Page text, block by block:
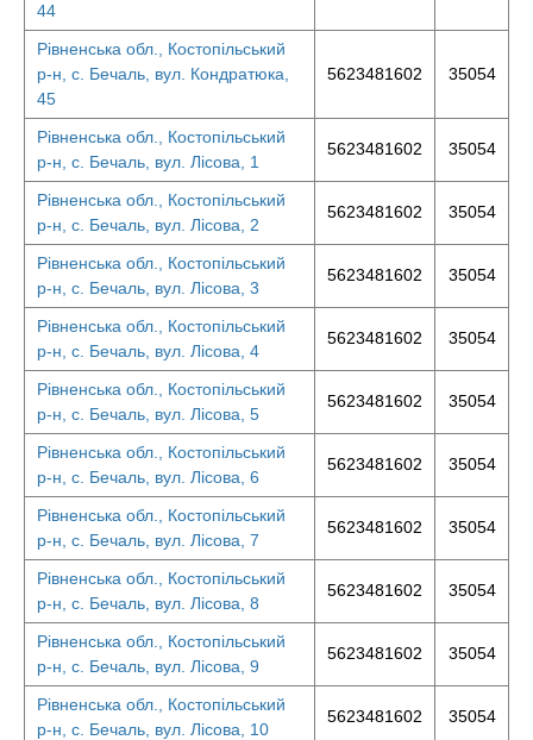
44
Рівненська обл., Костопільський
р-н, с. Бечаль, вул. Кондратюка,
45
5623481602 35054
Рівненська обл., Костопільський
р-н, с. Бечаль, вул. Лісова, 1
5623481602 35054
Рівненська обл., Костопільський
р-н, с. Бечаль, вул. Лісова, 2
5623481602 35054
Рівненська обл., Костопільський
р-н, с. Бечаль, вул. Лісова, 3
5623481602 35054
Рівненська обл., Костопільський
р-н, с. Бечаль, вул. Лісова, 4
5623481602 35054
Рівненська обл., Костопільський
р-н, с. Бечаль, вул. Лісова, 5
5623481602 35054
Рівненська обл., Костопільський
р-н, с. Бечаль, вул. Лісова, 6
5623481602 35054
Рівненська обл., Костопільський
р-н, с. Бечаль, вул. Лісова, 7
5623481602 35054
Рівненська обл., Костопільський
р-н, с. Бечаль, вул. Лісова, 8
5623481602 35054
Рівненська обл., Костопільський
р-н, с. Бечаль, вул. Лісова, 9
5623481602 35054
Рівненська обл., Костопільський
р-н, с. Бечаль, вул. Лісова, 10
5623481602 35054